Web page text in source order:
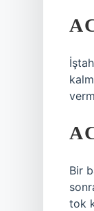
Bir
tok